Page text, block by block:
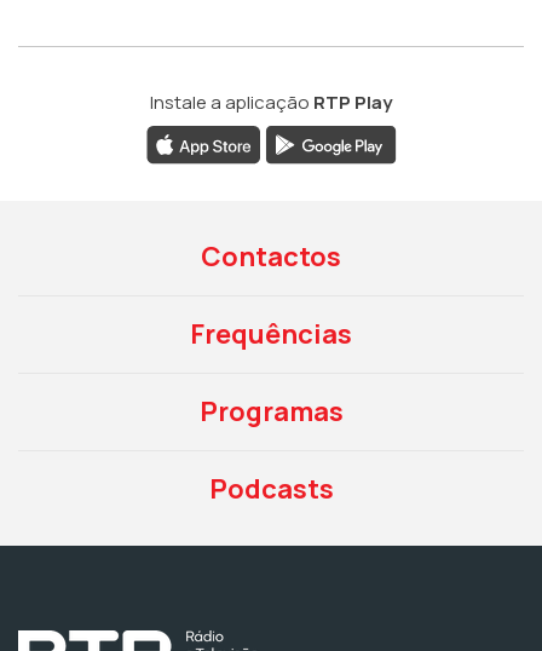
Instale a aplicação RTP Play
Contactos
Frequências
Programas
Podcasts